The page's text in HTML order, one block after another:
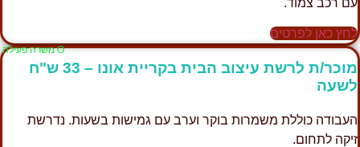
עם רכב צמוד.
לחץ כאן לפרטים
Ο משרה פעילה
מוכר/ת לרשת עיצוב הבית בקריית אונו – 33 ש"ח
לשעה
העבודה כוללת משמרות בוקר וערב עם גמישות בשעות. נדרשת
זיקה לתחום.